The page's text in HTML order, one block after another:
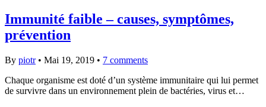
Immunité faible – causes, symptômes,
prévention
By piotr• Mai 19, 2019 • 7 comments
Chaque organisme est doté d’un système immunitaire qui lui permet
de survivre dans un environnement plein de bactéries, virus et…